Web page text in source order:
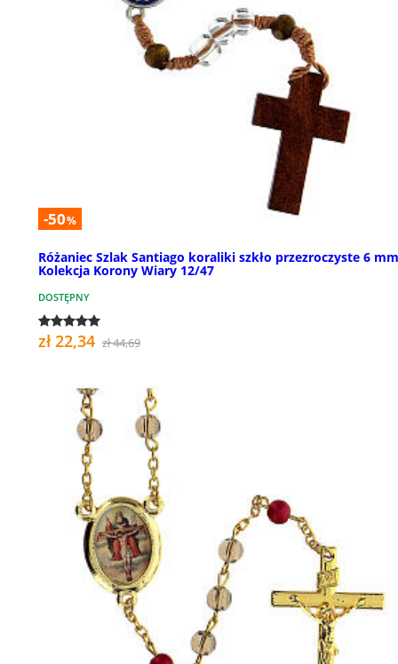
-50%
Różaniec Szlak Santiago koraliki szkło przezroczyste 6
Kolekcja Korony Wiary 12/47
DOSTĘPNY
zł 22,34 zł 44,69